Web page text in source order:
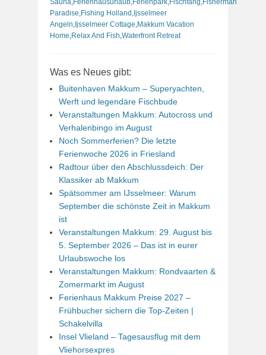
Paradise Fishing Holland Ijsselmeer
Angeln Ijsselmeer Cottage Makkum Vacation
Home Relax And Fish Waterfront Retreat
Was es Neues gibt:
Buitenhaven Makkum – Superyachten,
Werft und legendäre Fischbude
Veranstaltungen Makkum: Autocross und
Verhalenbingo im August
Noch Sommerferien? Die letzte
Ferienwoche 2026 in Friesland
Radtour über den Abschlussdeich: Der
Klassiker ab Makkum
Spätsommer am IJsselmeer: Warum
September die schönste Zeit in Makkum
ist
Veranstaltungen Makkum: 29. August bis
5. September 2026 – Das ist in eurer
Urlaubswoche los
Veranstaltungen Makkum: Rondvaarten &
Zomermarkt im August
Ferienhaus Makkum Preise 2027 –
Frühbucher sichern die Top-Zeiten |
Schakelvilla
Insel Vlieland – Tagesausflug mit dem
Vliehorsexpres